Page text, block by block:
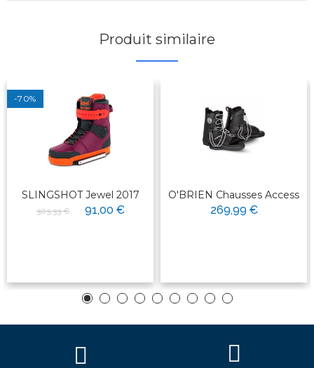
Produit similaire
-70%
SLINGSHOT Jewel 2017
303,33 € 91,00 €
O'BRIEN Chausses Access
269,99 €